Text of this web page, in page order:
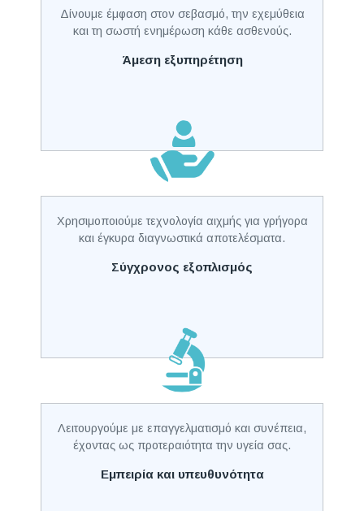
Άμεση εξυπηρέτηση
Δίνουμε έμφαση στον σεβασμό, την εχεμύθεια
και τη σωστή ενημέρωση κάθε ασθενούς.
Σύγχρονος εξοπλισμός
Χρησιμοποιούμε τεχνολογία αιχμής για γρήγορα
και έγκυρα διαγνωστικά αποτελέσματα.
Εμπειρία και υπευθυνότητα
Λειτουργούμε με επαγγελματισμό και συνέπεια,
έχοντας ως προτεραιότητα την υγεία σας.